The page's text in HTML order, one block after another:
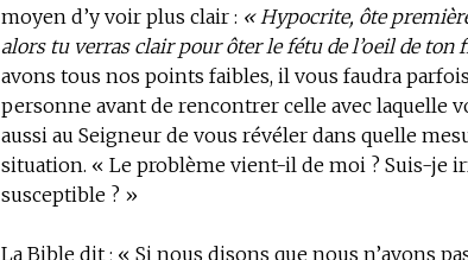
moyen d’y voir plus clair : « Hypocrite, ôte
alors tu verras clair pour ôter le fétu de l’oeil de ton
avons tous nos points faibles, il vous faudra
personne avant de rencontrer celle avec laquelle
aussi au Seigneur de vous révéler dans quelle
situation. « Le problème vient-il de moi ? Suis-je
susceptible ? »
La Bible dit ; « Si nous disons que nous n’avons